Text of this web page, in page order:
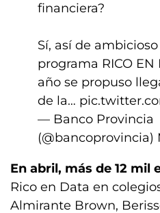
financiera?
Sí, así de
programa RICO EN
año se propuso
de la…
— Banco Provincia
(@bancoprovincia)
En abril, más de 12 mil
Rico en Data en
Almirante Brown,